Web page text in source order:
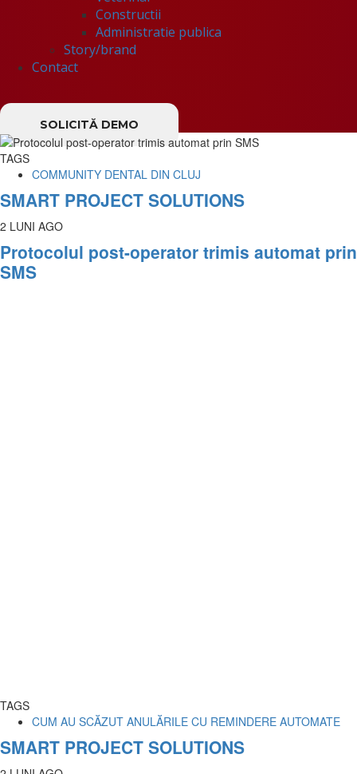
Constructii
Administratie publica
Story/brand
Contact
SOLICITĂ DEMO
TAGS
COMMUNITY DENTAL DIN CLUJ
SMART PROJECT SOLUTIONS
2 LUNI AGO
Protocolul post-operator trimis automat prin
SMS
TAGS
CUM AU SCĂZUT ANULĂRILE CU REMINDERE AUTOMATE
SMART PROJECT SOLUTIONS